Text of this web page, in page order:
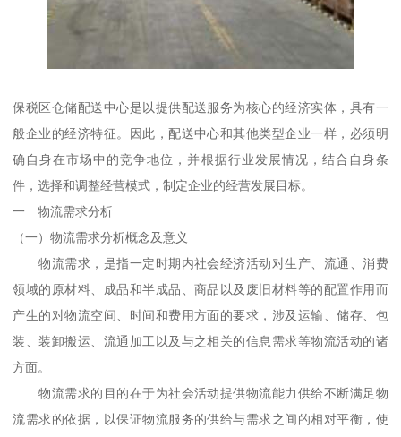
保税区仓储配送中心是以提供配送服务为核心的经济实体，具有一
般企业的经济特征。因此，配送中心和其他类型企业一样，必须明
确自身在市场中的竞争地位，并根据行业发展情况，结合自身条
件，选择和调整经营模式，制定企业的经营发展目标。
一 物流需求分析
（一）物流需求分析概念及意义
物流需求，是指一定时期内社会经济活动对生产、流通、消费
领域的原材料、成品和半成品、商品以及废旧材料等的配置作用而
产生的对物流空间、时间和费用方面的要求，涉及运输、储存、包
装、装卸搬运、流通加工以及与之相关的信息需求等物流活动的诸
方面。
物流需求的目的在于为社会活动提供物流能力供给不断满足物
流需求的依据，以保证物流服务的供给与需求之间的相对平衡，使